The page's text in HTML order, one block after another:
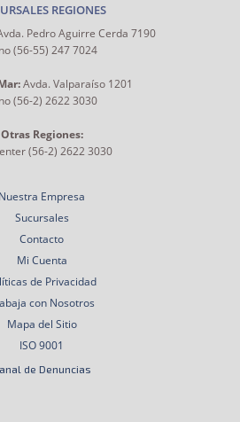
REGIONES
Pedro Aguirre Cerda 7190
(56-55) 247 7024
Avda. Valparaíso 1201
(56-2) 2622 3030
Otras Regiones:
(56-2) 2622 3030
Nuestra Empresa
Sucursales
Contacto
Mi Cuenta
de Privacidad
con Nosotros
Mapa del Sitio
ISO 9001
de Denuncias